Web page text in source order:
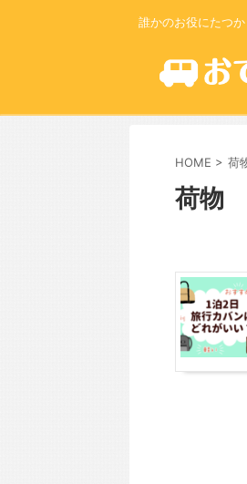
誰かのお役にたつ
HOME > 荷
荷物